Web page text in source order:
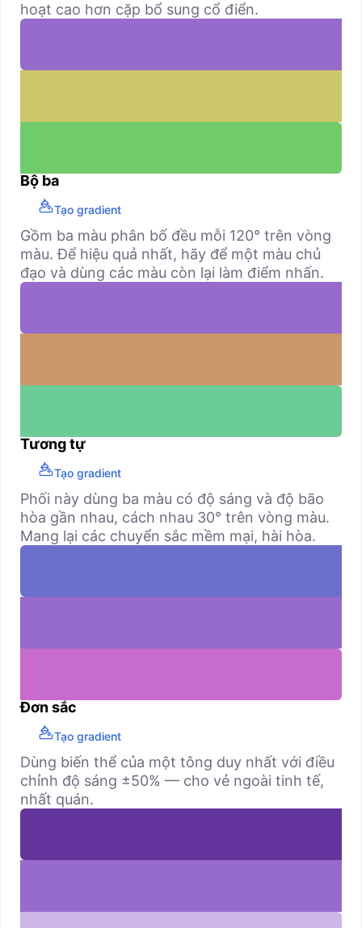
hoạt cao hơn cặp bổ sung cổ điển.
Bộ ba
Tạo gradient
Gồm ba màu phân bố đều mỗi 120° trên vòng
màu. Để hiệu quả nhất, hãy để một màu chủ
đạo và dùng các màu còn lại làm điểm nhấn.
Tương tự
Tạo gradient
Phối này dùng ba màu có độ sáng và độ bão
hòa gần nhau, cách nhau 30° trên vòng màu.
Mang lại các chuyển sắc mềm mại, hài hòa.
Đơn sắc
Tạo gradient
Dùng biến thể của một tông duy nhất với điều
chỉnh độ sáng ±50% — cho vẻ ngoài tinh tế,
nhất quán.